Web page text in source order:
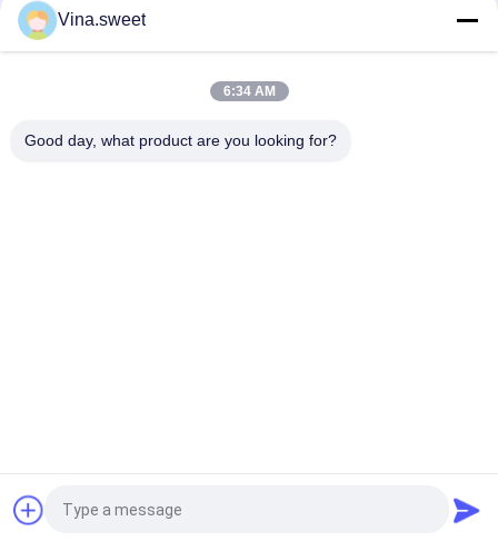
Einspritzpumpe Hino HINO 500 Förster-J08C 500 Teile
Maschinenteile Hino J08E des Lkw-Motor-S130A-E0101
Fordern Sie ein Angebot
Vina.sweet
6:34 AM
Good day, what product are you looking for?